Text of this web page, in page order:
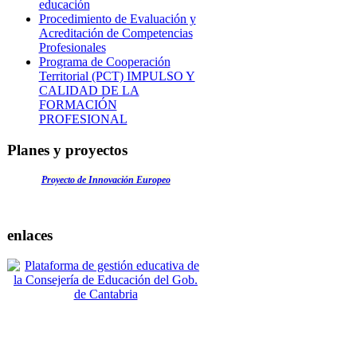
educación
Procedimiento de Evaluación y
Acreditación de Competencias
Profesionales
Programa de Cooperación
Territorial (PCT) IMPULSO Y
CALIDAD DE LA
FORMACIÓN
PROFESIONAL
Planes y proyectos
Proyecto de Innovación Europeo
enlaces